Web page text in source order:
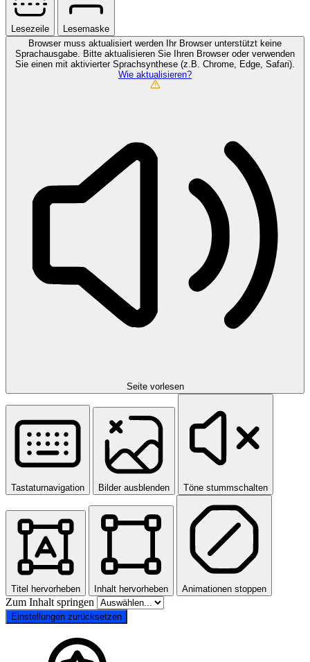
Lesezeile
Lesemaske
Browser muss aktualisiert werden
Ihr Browser unterstützt keine
Sprachausgabe. Bitte aktualisieren Sie Ihren Browser oder verwenden
Sie einen mit aktivierter Sprachsynthese (z.B. Chrome, Edge, Safari).
Wie aktualisieren?
Seite vorlesen
Tastaturnavigation Bilder ausblenden Töne stummschalten
Titel hervorheben Inhalt hervorheben Animationen stoppen
Zum Inhalt springen
Einstellungen zurücksetzen